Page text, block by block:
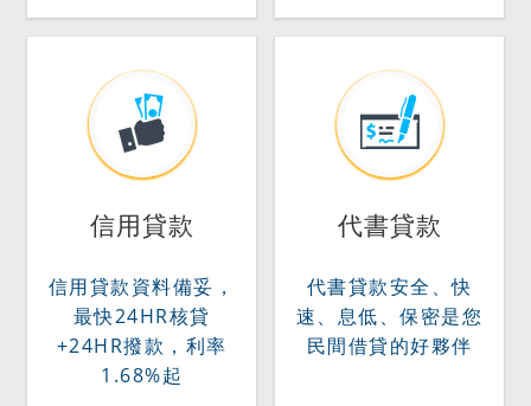
信用貸款
信用貸款資料備妥，
最快24HR核貸
+24HR撥款，利率
1.68%起
代書貸款
代書貸款安全、快
速、息低、保密是您
民間借貸的好夥伴